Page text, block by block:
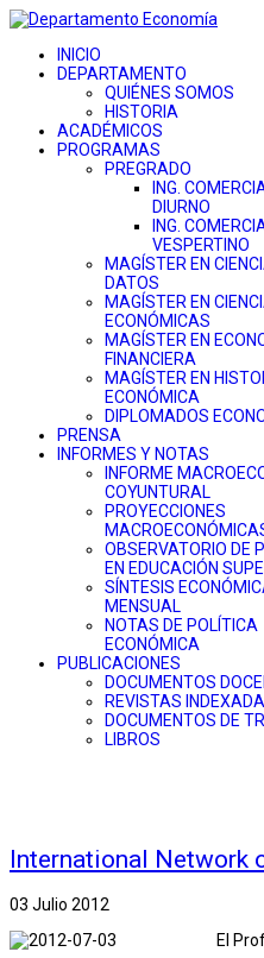
INICIO
DEPARTAMENTO
QUIÉNES SOMOS
HISTORIA
ACADÉMICOS
PROGRAMAS
PREGRADO
ING.
DIURNO
ING.
VESPERTINO
MAGÍSTER EN
DATOS
MAGÍSTER EN
ECONÓMICAS
MAGÍSTER EN
FINANCIERA
MAGÍSTER EN
ECONÓMICA
DIPLOMADOS
PRENSA
INFORMES Y NOTAS
INFORME
COYUNTURAL
PROYECCIONES
OBSERVATORIO DE
EN EDUCACIÓN
SÍNTESIS
MENSUAL
NOTAS DE POLÍTICA
ECONÓMICA
PUBLICACIONES
DOCUMENTOS
REVISTAS
DOCUMENTOS DE
LIBROS
International Network
03 Julio 2012
El